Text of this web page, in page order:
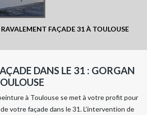
FAÇADE 31 À TOULOUSE
DANS LE 31 : GORGAN
à Toulouse se met à votre profit pour
votre façade dans le 31. L’intervention de